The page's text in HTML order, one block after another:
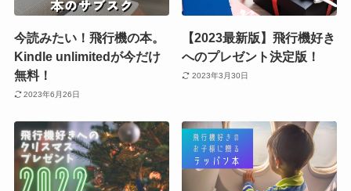
今読みたい！飛行機の本。
Kindle unlimitedが今だけ
無料！
2023年6月26日
【2023最新版】飛行機好き
へのプレゼント決定版！
2023年3月30日